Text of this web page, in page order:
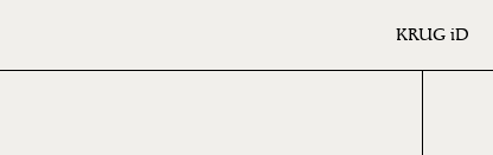
KRUG iD